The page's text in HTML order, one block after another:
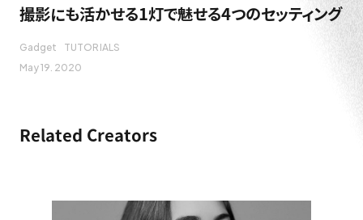
撮影にも活かせる1灯で魅せる4つのセッティング
Gadget
TUTORIALS
May 19. 2020
Related Creators